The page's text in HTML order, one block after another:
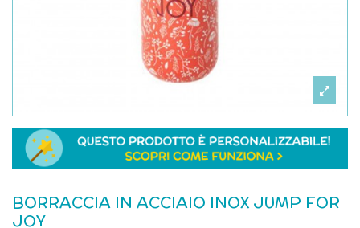
BORRACCIA IN ACCIAIO INOX JUMP FOR
JOY